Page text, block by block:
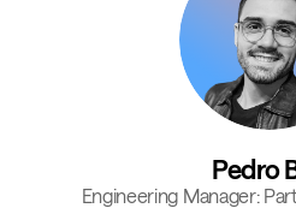
Pedro
Engineering Manager: